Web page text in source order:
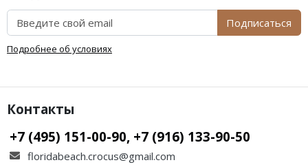
Подписаться
Подробнее об условиях
Контакты
+7 (495) 151-00-90, +7 (916) 133-90-50
floridabeach.crocus@gmail.com